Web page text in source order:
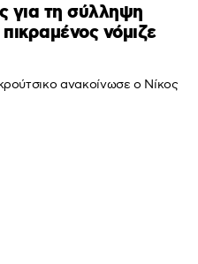
για τη σύλληψη
νόμιζε